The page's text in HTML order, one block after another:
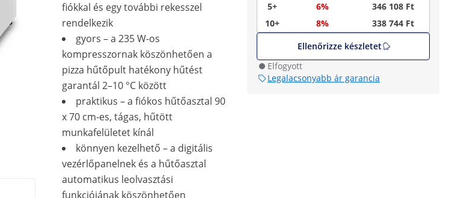
5+
6%
346 108 Ft
10+
8%
338 744 Ft
Ellenőrizze készletet
Elfogyott
Legalacsonyabb ár garancia
fiókkal és egy további rekesszel
rendelkezik
gyors – a 235 W-os
kompresszornak köszönhetően a
pizza hűtőpult hatékony hűtést
garantál 2–10 °C között
praktikus – a fiókos hűtőasztal 90
x 70 cm-es, tágas, hűtött
munkafelületet kínál
könnyen kezelhető – a digitális
vezérlőpanelnek és a hűtőasztal
automatikus leolvasztási
funkciójának köszönhetően